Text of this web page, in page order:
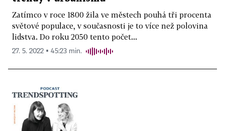
Zatímco v roce 1800 žila ve městech pouhá tři procenta
světové populace, v současnosti je to více než polovina
lidstva. Do roku 2050 tento počet...
27. 5. 2022 ▪ 45:23 min.